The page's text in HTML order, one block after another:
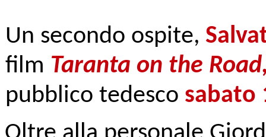
Un secondo ospite,
film Taranta on the
pubblico tedesco sabato